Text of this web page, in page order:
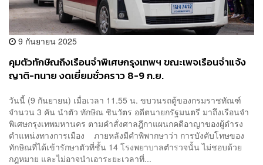
9 กันยายน 2025
คุมตัวทักษิณถึงเรือนจำพิเศษกรุงเทพฯ ขณะเพจเรือนจำแจ้ง
ญาติ-ทนาย งดเยี่ยมชั่วคราว 8-9 ก.ย.
วันนี้ (9 กันยายน) เมื่อเวลา 11.55 น. ขบวนรถตู้ของกรมราชทัณฑ์
จำนวน 3 คัน นำตัว ทักษิณ ชินวัตร อดีตนายกรัฐมนตรี มาถึงเรือนจำ
พิเศษกรุงเทพมหานคร ตามคำสั่งศาลฎีกาแผนกคดีอาญาของผู้ดำรง
ตำแหน่งทางการเมือง ภายหลังมีคำพิพากษาว่า การบังคับโทษของ
ทักษิณที่ได้เข้ารักษาตัวที่ชั้น 14 โรงพยาบาลตำรวจนั้น ไม่ชอบด้วย
กฎหมาย และไม่อาจนำเอาระยะเวลาที่...